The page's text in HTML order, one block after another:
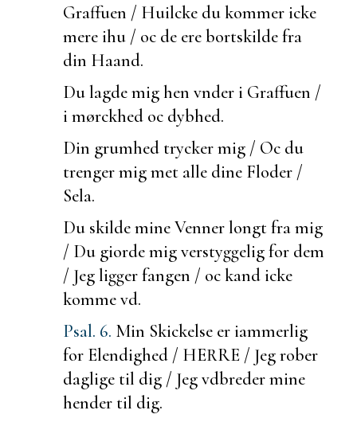
Graffuen / Huilcke du kommer icke
mere ihu / oc de ere bortskilde fra
din Haand.
Du lagde mig hen vnder i Graffuen /
i mørckhed oc dybhed.
Din grumhed trycker mig / Oc du
trenger mig met alle dine Floder /
Sela.
Du skilde mine Venner longt fra mig
/ Du giorde migverstyggelig for dem
/ Jeg ligger fangen / oc kand icke
komme vd.
Psal. 6. Min Skickelse er iammerlig
for Elendighed / HERRE / Jeg rober
daglige til dig / Jeg vdbreder mine
hender til dig.